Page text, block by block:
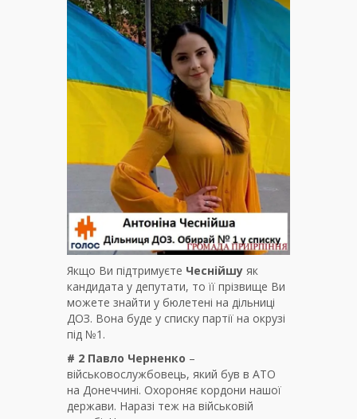
Якщо Ви підтримуєте Чеснійшу як
кандидата у депутати, то її прізвище Ви
можете знайти у бюлетені на дільниці
ДОЗ. Вона буде у списку партії на окрузі
під №1.
# 2 Павло Черненко –
військовослужбовець, який був в АТО
на Донеччині. Охороняє кордони нашої
держави. Наразі теж на військовій